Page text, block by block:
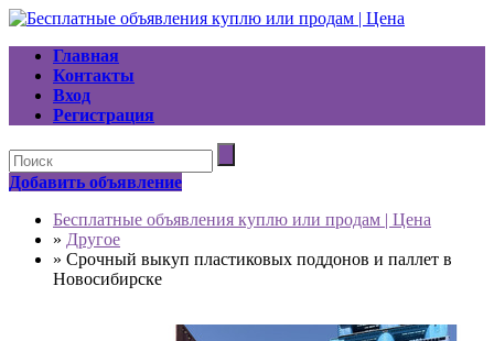
Главная
Контакты
Вход
Регистрация
Добавить объявление
Бесплатные объявления куплю или продам | Цена
» Другое
» Срочный выкуп пластиковых поддонов и паллет в
Новосибирске